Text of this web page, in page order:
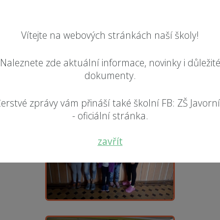
Vítejte na webových stránkách naší školy!
Naleznete zde aktuální informace, novinky i důležité
dokumenty.
zprávy vám přináší také školní FB: ZŠ
- oficiální stránka.
zavřít